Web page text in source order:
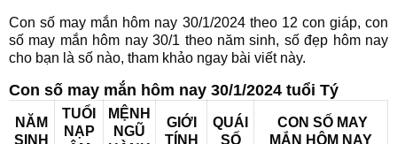
Con số may mắn hôm nay 30/1/2024 theo 12 con giáp, con
số may mắn hôm nay 30/1 theo năm sinh, số đẹp hôm nay
cho bạn là số nào, tham khảo ngay bài viết này.
Con số may mắn hôm nay 30/1/2024 tuổi Tý
NĂM
SINH
TUỔI
NẠP
MỆNH
NGŨ
GIỚI
TÍNH
QUÁI
SỐ
CON SỐ MAY
MẮN HÔM NAY